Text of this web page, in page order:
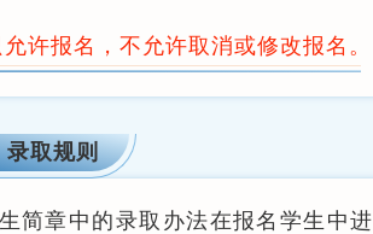
许报名，不允许取消或修改报名。
录取规则
简章中的录取办法在报名学生中进